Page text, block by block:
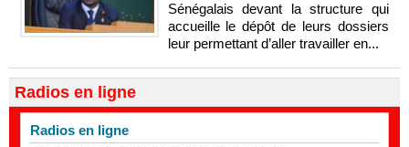
Sénégalais devant la structure qui
accueille le dépôt de leurs dossiers
leur permettant d’aller travailler en...
Radios en ligne
Radios en ligne